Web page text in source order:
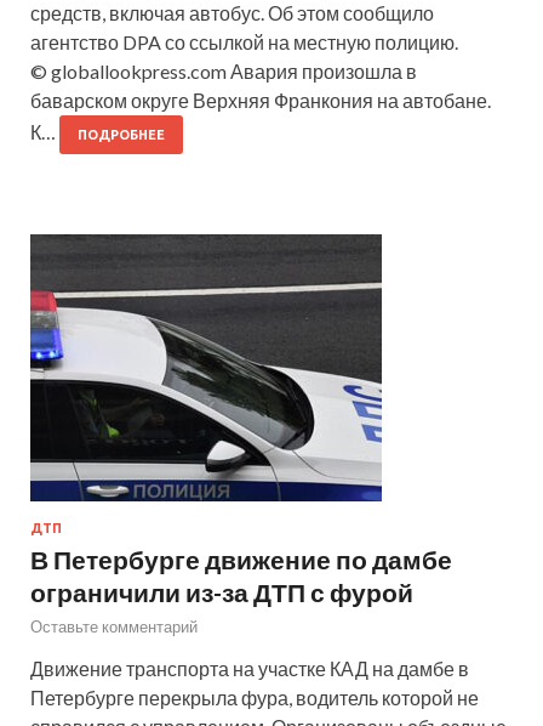
средств, включая автобус. Об этом сообщило
агентство DPA со ссылкой на местную полицию.
© globallookpress.com Авария произошла в
баварском округе Верхняя Франкония на автобане.
К…
ПОДРОБНЕЕ
ДТП
В Петербурге движение по дамбе
ограничили из-за ДТП с фурой
Оставьте комментарий
Движение транспорта на участке КАД на дамбе в
Петербурге перекрыла фура, водитель которой не